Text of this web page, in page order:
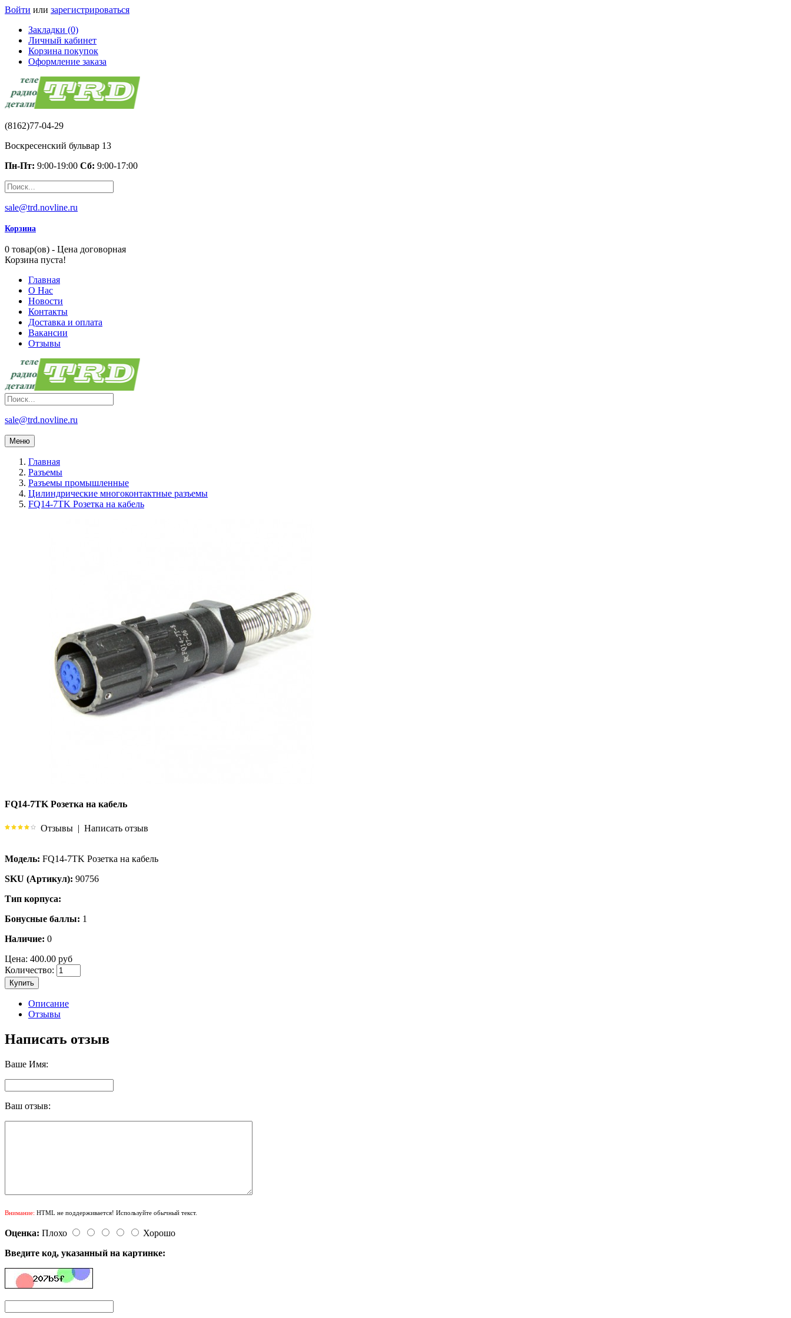
Войти или зарегистрироваться
Закладки (0)
Личный кабинет
Корзина покупок
Оформление заказа
(8162)77-04-29
Воскресенский бульвар 13
Пн-Пт: 9:00-19:00 Сб: 9:00-17:00
sale@trd.novline.ru
Корзина
0 товар(ов) - Цена договорная
Корзина пуста!
Главная
О Нас
Новости
Контакты
Доставка и оплата
Вакансии
Отзывы
sale@trd.novline.ru
Меню
Главная
Разъемы
Разъемы промышленные
Цилиндрические многоконтактные разъемы
FQ14-7TK Розетка на кабель
FQ14-7TK Розетка на кабель
Отзывы | Написать отзыв
Модель: FQ14-7TK Розетка на кабель
SKU (Артикул): 90756
Тип корпуса:
Бонусные баллы: 1
Наличие: 0
Цена: 400.00 руб
Количество:
Купить
Описание
Отзывы
Написать отзыв
Ваше Имя:
Ваш отзыв:
Внимание: HTML не поддерживается! Используйте обычный текст.
Оценка: Плохо
Хорошо
Введите код, указанный на картинке: